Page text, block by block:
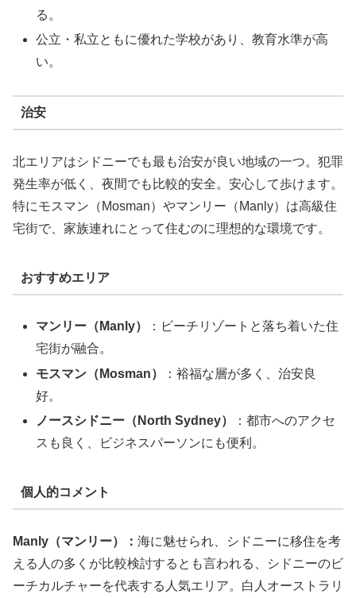
る。
公立・私立ともに優れた学校があり、教育水準が高
い。
治安
北エリアはシドニーでも最も治安が良い地域の一つ。犯罪
発生率が低く、夜間でも比較的安全。安心して歩けます。
特にモスマン（Mosman）やマンリー（Manly）は高級住
宅街で、家族連れにとって住むのに理想的な環境です。
おすすめエリア
マンリー（Manly）
：ビーチリゾートと落ち着いた住
宅街が融合。
モスマン（Mosman）
：裕福な層が多く、治安良
好。
ノースシドニー（North Sydney）
：都市へのアクセ
スも良く、ビジネスパーソンにも便利。
個人的コメント
Manly（マンリー）： 海に魅せられ、シドニーに移住を考
える人の多くが比較検討するとも言われる、シドニーのビ
ーチカルチャーを代表する人気エリア。白人オーストラリ